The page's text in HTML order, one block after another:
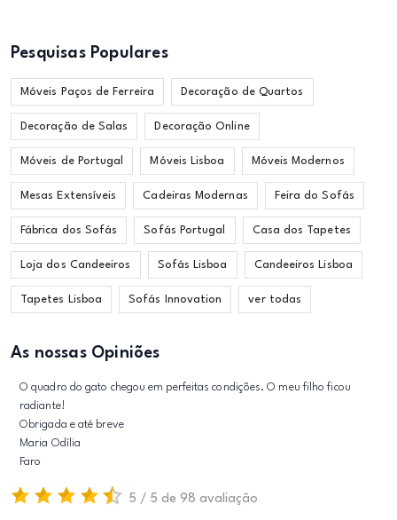
Pesquisas Populares
Móveis Paços de Ferreira Decoração de Quartos
Decoração de Salas Decoração Online
Móveis de Portugal Móveis Lisboa Móveis Modernos
Mesas Extensíveis Cadeiras Modernas Feira do Sofás
Fábrica dos Sofás Sofás Portugal Casa dos Tapetes
Loja dos Candeeiros Sofás Lisboa Candeeiros Lisboa
Tapetes Lisboa Sofás Innovation ver todas
As nossas Opiniões
O quadro do gato chegou em perfeitas condições. O meu filho ficou
radiante!
Obrigada e até breve
Maria Odília
Faro
5 / 5 de 98 avaliação